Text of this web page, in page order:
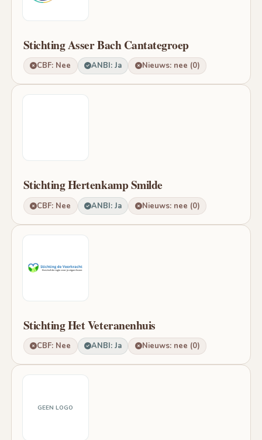
Stichting Asser Bach Cantategroep
CBF: Nee ANBI: Ja Nieuws: nee (0)
Stichting Hertenkamp Smilde
CBF: Nee ANBI: Ja Nieuws: nee (0)
Stichting Het Veteranenhuis
CBF: Nee ANBI: Ja Nieuws: nee (0)
GEEN LOGO